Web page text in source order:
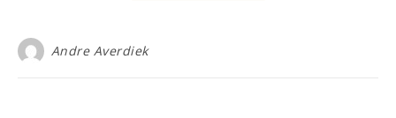
Andre Averdiek